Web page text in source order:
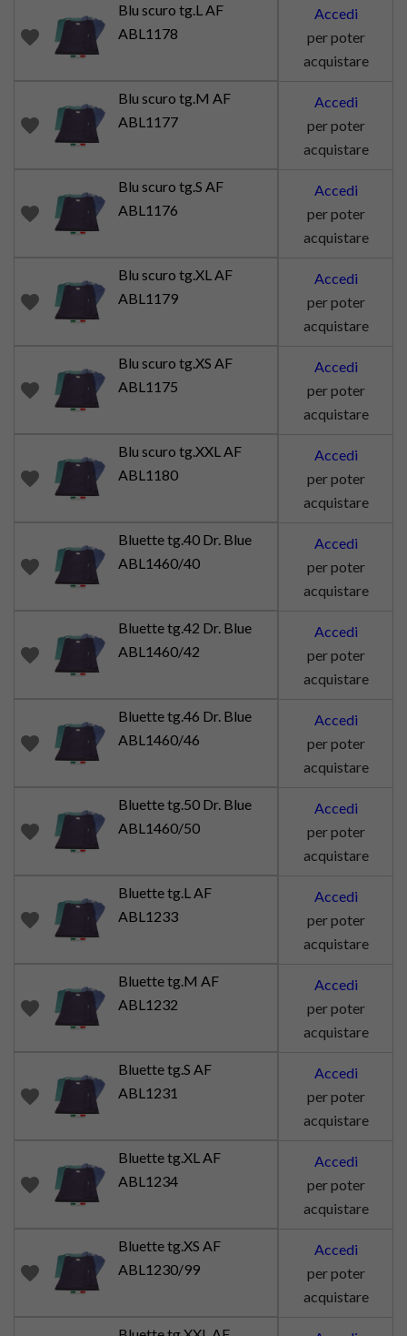
favorite
Blu scuro tg.L AF
ABL1178
Accedi
per poter
acquistare
favorite
Blu scuro tg.M AF
ABL1177
Accedi
per poter
acquistare
favorite
Blu scuro tg.S AF
ABL1176
Accedi
per poter
acquistare
favorite
Blu scuro tg.XL AF
ABL1179
Accedi
per poter
acquistare
favorite
Blu scuro tg.XS AF
ABL1175
Accedi
per poter
acquistare
favorite
Blu scuro tg.XXL AF
ABL1180
Accedi
per poter
acquistare
favorite
Bluette tg.40 Dr. Blue
ABL1460/40
Accedi
per poter
acquistare
favorite
Bluette tg.42 Dr. Blue
ABL1460/42
Accedi
per poter
acquistare
favorite
Bluette tg.46 Dr. Blue
ABL1460/46
Accedi
per poter
acquistare
favorite
Bluette tg.50 Dr. Blue
ABL1460/50
Accedi
per poter
acquistare
favorite
Bluette tg.L AF
ABL1233
Accedi
per poter
acquistare
favorite
Bluette tg.M AF
ABL1232
Accedi
per poter
acquistare
favorite
Bluette tg.S AF
ABL1231
Accedi
per poter
acquistare
favorite
Bluette tg.XL AF
ABL1234
Accedi
per poter
acquistare
favorite
Bluette tg.XS AF
ABL1230/99
Accedi
per poter
acquistare